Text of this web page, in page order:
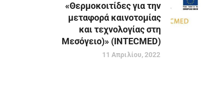
«Θερμοκοιτίδες για την
μεταφορά καινοτομίας
και τεχνολογίας στη
Μεσόγειο)» (INTECMED)
11 Απριλίου, 2022